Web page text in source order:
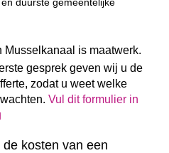
duurste gemeentelijke
Musselkanaal is maatwerk.
gesprek geven wij u de
zodat u weet welke
Vul dit formulier in
kosten van een